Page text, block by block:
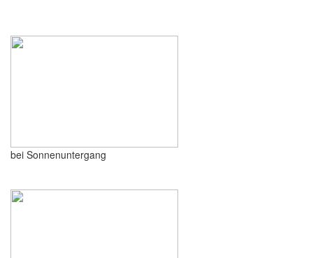
bei Sonnenuntergang